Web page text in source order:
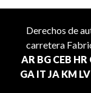
Derechos de
carretera
AR BG CEB HR
GA IT JA KM LV